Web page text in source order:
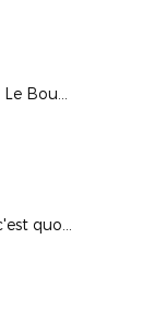
L'école de foot de l'AS Le Bourgneuf la Forêt
Le Foot en Marchant c'est quoi ?